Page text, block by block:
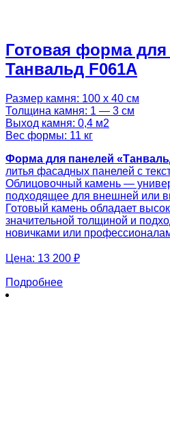
Готовая форма для
Танвальд F061A
Размер камня: 100 х 40 см
Толщина камня: 1 — 3 см
Выход камня: 0,4 м2
Вес формы: 11 кг
Форма для панелей
литья фасадных панелей с
Облицовочный камень —
подходящее для внешней или
Готовый камень обладает
значительной толщиной и
новичками или
Цена: 13 200 ₽
Подробнее